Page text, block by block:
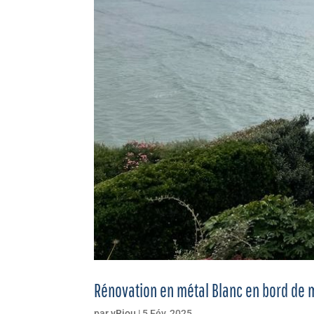
Rénovation en métal Blanc en bord de